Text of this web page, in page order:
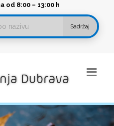
od 8:00 – 13:00 h
Sadržaj